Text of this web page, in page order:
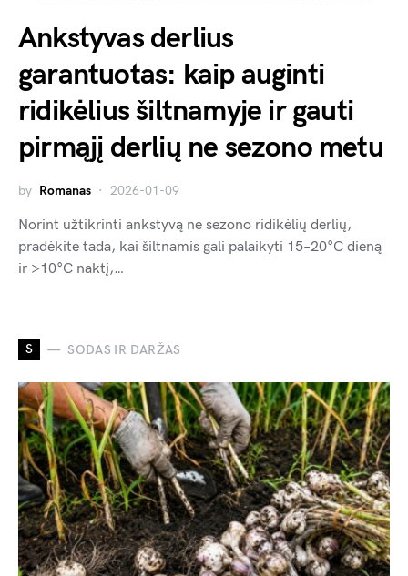
Ankstyvas derlius
garantuotas: kaip auginti
ridikėlius šiltnamyje ir gauti
pirmąjį derlių ne sezono metu
by Romanas 2026-01-09
Norint užtikrinti ankstyvą ne sezono ridikėlių derlių,
pradėkite tada, kai šiltnamis gali palaikyti 15–20°C dieną
ir >10°C naktį,…
S SODAS IR DARŽAS